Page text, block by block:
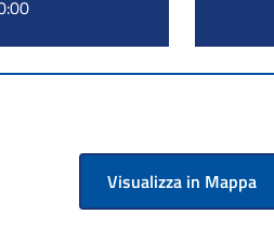
Visualizza in Mappa